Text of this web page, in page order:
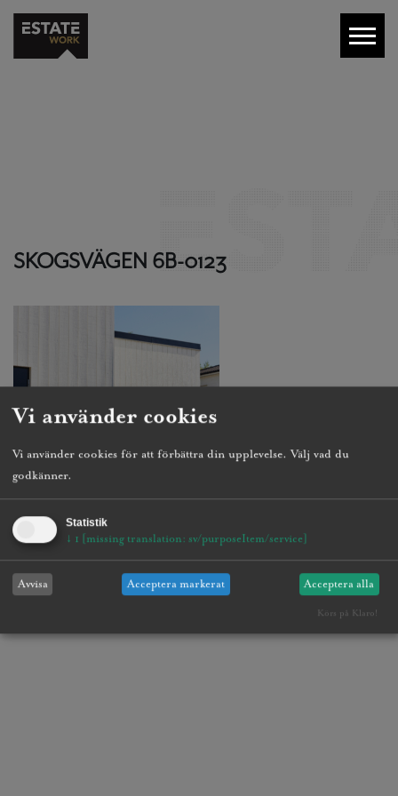
SKOGSVÄGEN 6B-0123
Vi använder cookies
Vi använder cookies för att förbättra din upplevelse. Välj vad du
godkänner.
Statistik
↓ 1 [missing translation: sv/purposeItem/service]
Avvisa Acceptera markerat Acceptera alla
Körs på Klaro!